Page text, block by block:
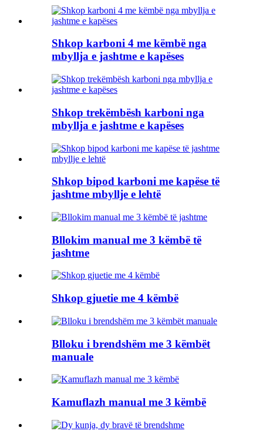
Shkop karboni 4 me këmbë nga
mbyllja e jashtme e kapëses
Shkop trekëmbësh karboni nga
mbyllja e jashtme e kapëses
Shkop bipod karboni me kapëse të
jashtme mbyllje e lehtë
Bllokim manual me 3 këmbë të
jashtme
Shkop gjuetie me 4 këmbë
Blloku i brendshëm me 3 këmbët
manuale
Kamuflazh manual me 3 këmbë